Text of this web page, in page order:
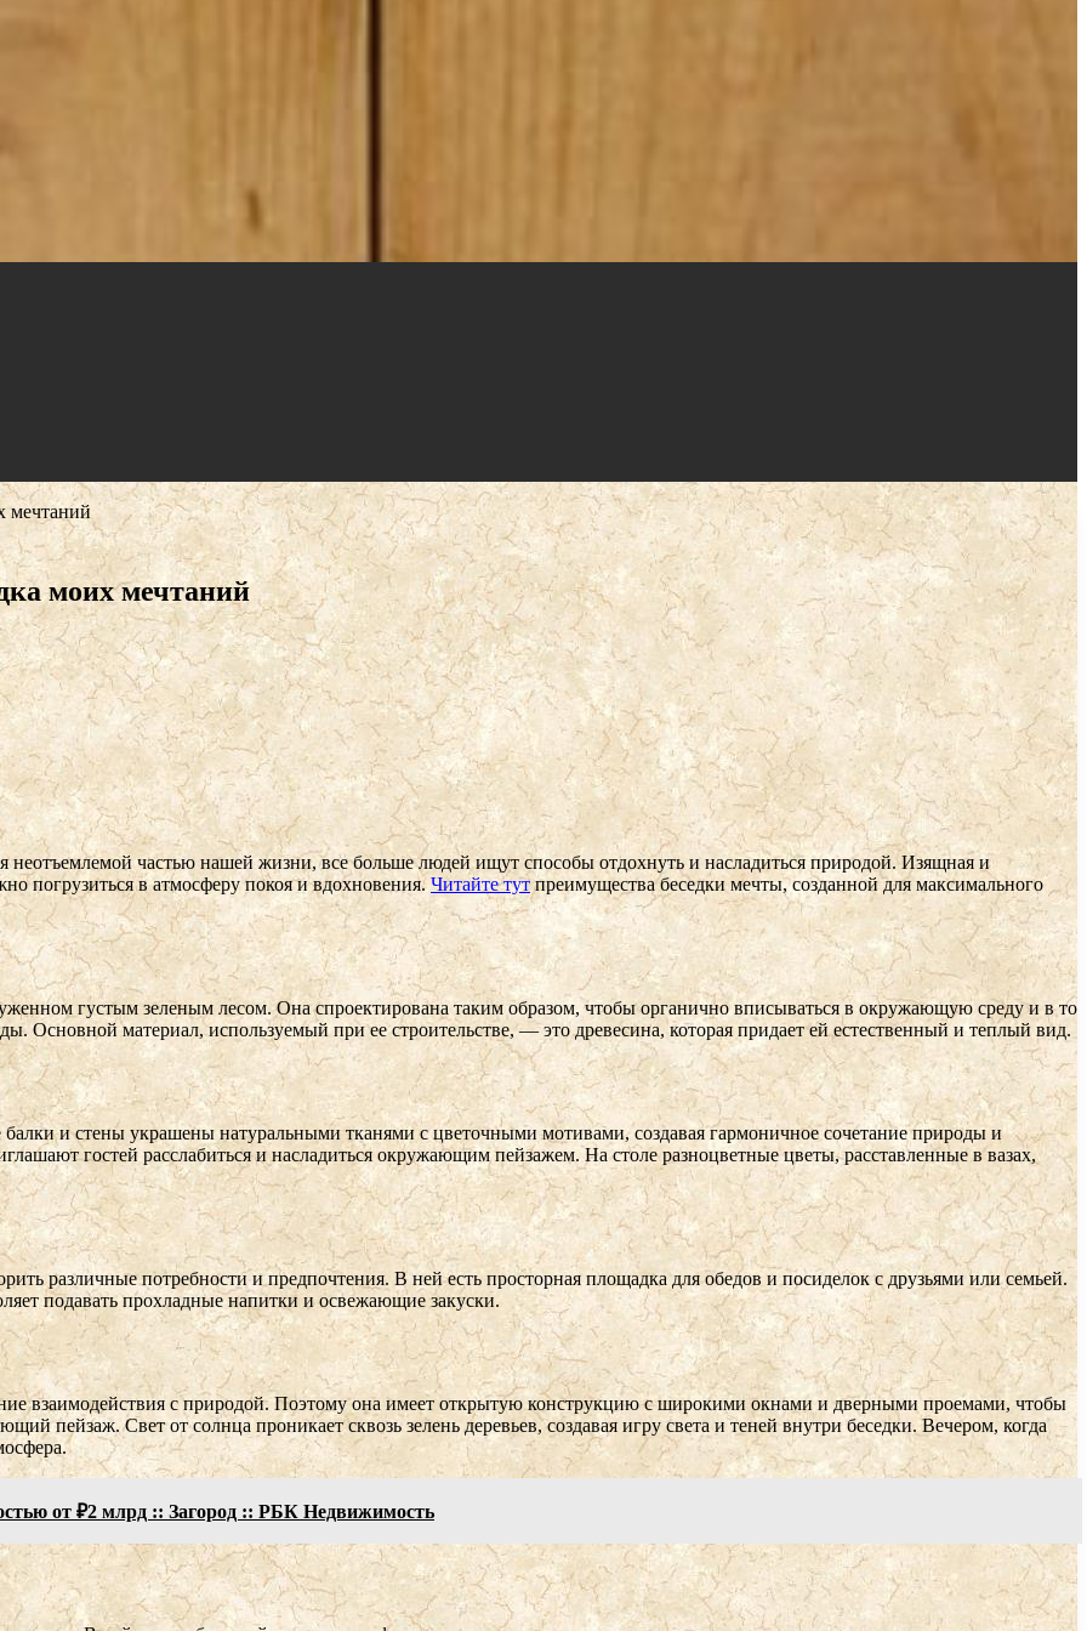
мечтаний
моих мечтаний
неотъемлемой частью нашей жизни, все больше людей ищут способы отдохнуть и насладиться природой. Изящная и
погрузиться в атмосферу покоя и вдохновения. Читайте тутпреимущества беседки мечты, созданной для максимального
густым зеленым лесом. Она спроектирована таким образом, чтобы органично вписываться в окружающую среду и в то
Основной материал, используемый при ее строительстве, — это древесина, которая придает ей естественный и теплый вид.
и стены украшены натуральными тканями с цветочными мотивами, создавая гармоничное сочетание природы и
гостей расслабиться и насладиться окружающим пейзажем. На столе разноцветные цветы, расставленные в вазах,
различные потребности и предпочтения. В ней есть просторная площадка для обедов и посиделок с друзьями или семьей.
подавать прохладные напитки и освежающие закуски.
взаимодействия с природой. Поэтому она имеет открытую конструкцию с широкими окнами и дверными проемами, чтобы
пейзаж. Свет от солнца проникает сквозь зелень деревьев, создавая игру света и теней внутри беседки. Вечером, когда
от ₽2 млрд :: Загород :: РБК Недвижимость